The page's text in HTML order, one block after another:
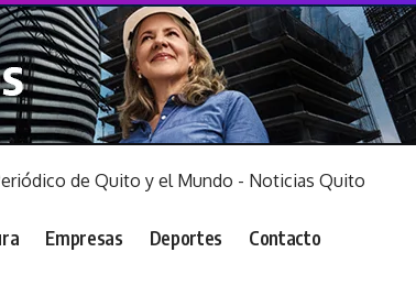
Empresas Deportes Contacto